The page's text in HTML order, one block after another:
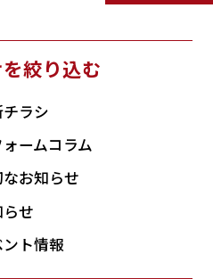
絞り込む
ラシ
ォームコラム
お知らせ
せ
ト情報